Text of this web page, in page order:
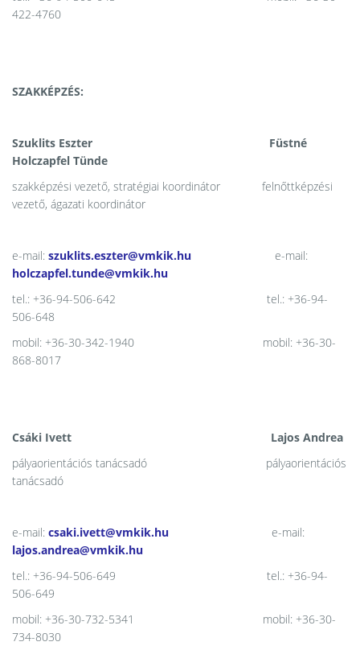
422-4760
SZAKKÉPZÉS:
Szuklits Eszter Füstné
Holczapfel Tünde
szakképzési vezető, stratégiai koordinátor felnőttképzési
vezető, ágazati koordinátor
e-mail: szuklits.eszter@vmkik.hu e-mail:
holczapfel.tunde@vmkik.hu
tel.: +36-94-506-642 tel.: +36-94-
506-648
mobil: +36-30-342-1940 mobil: +36-30-
868-8017
Csáki Ivett Lajos Andrea
pályaorientációs tanácsadó pályaorientációs
tanácsadó
e-mail: csaki.ivett@vmkik.hu e-mail:
lajos.andrea@vmkik.hu
tel.: +36-94-506-649 tel.: +36-94-
506-649
mobil: +36-30-732-5341 mobil: +36-30-
734-8030